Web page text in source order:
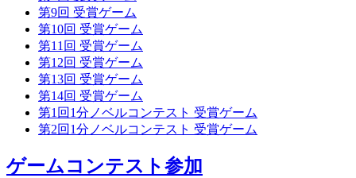
第9回 受賞ゲーム
第10回 受賞ゲーム
第11回 受賞ゲーム
第12回 受賞ゲーム
第13回 受賞ゲーム
第14回 受賞ゲーム
第1回1分ノベルコンテスト 受賞ゲーム
第2回1分ノベルコンテスト 受賞ゲーム
ゲームコンテスト参加